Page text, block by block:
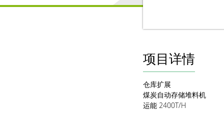
项目详情
仓库扩展
煤炭自动存储堆料机
运能 2400T/H